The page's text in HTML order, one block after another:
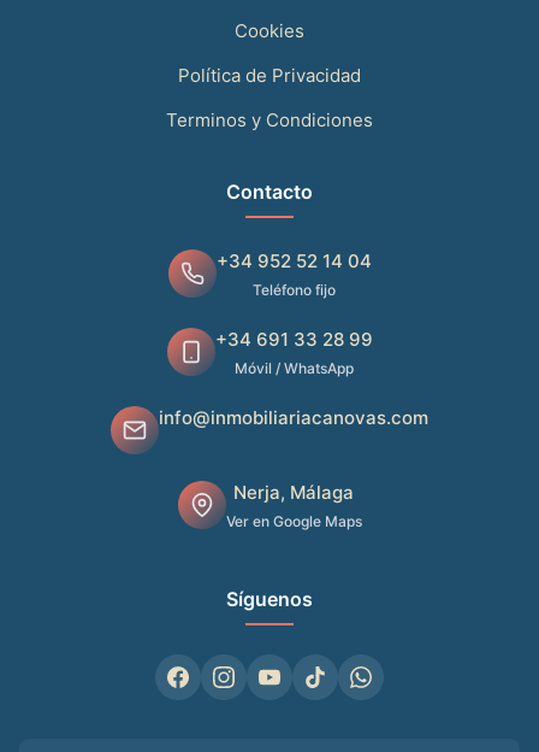
Cookies
Política de Privacidad
Terminos y Condiciones
Contacto
+34 952 52 14 04
Teléfono fijo
+34 691 33 28 99
Móvil / WhatsApp
info@inmobiliariacanovas.com
Nerja, Málaga
Ver en Google Maps
Síguenos